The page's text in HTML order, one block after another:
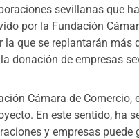
sevillanas que
por la Fundación
que se replantarán más
donación de empresas
Cámara de Comercio,
En este sentido, ha
y empresas puede